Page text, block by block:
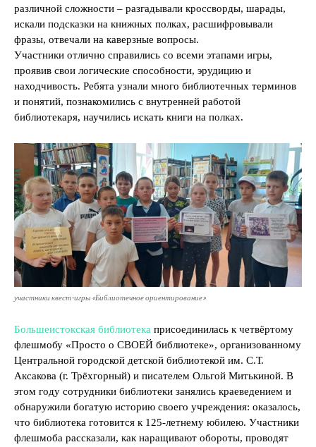
различной сложности – разгадывали кроссворды, шарады,
искали подсказки на книжных полках, расшифровывали
фразы, отвечали на каверзные вопросы.
Участники отлично справились со всеми этапами игры,
проявив свои логические способности, эрудицию и
находчивость. Ребята узнали много библиотечных терминов
и понятий, познакомились с внутренней работой
библиотекаря, научились искать книги на полках.
участники квест-игры «Библиотечное ориентирование»
Большеистокская библиотека присоединилась к четвёртому
флешмобу «Просто о СВОЕЙ библиотеке», организованному
Центральной городской детской библиотекой им. С.Т.
Аксакова (г. Трёхгорный) и писателем Ольгой Митькиной. В
этом году сотрудники библиотеки занялись краеведением и
обнаружили богатую историю своего учреждения: оказалось,
что библиотека готовится к 125-летнему юбилею. Участники
флешмоба рассказали, как наращивают обороты, проводят